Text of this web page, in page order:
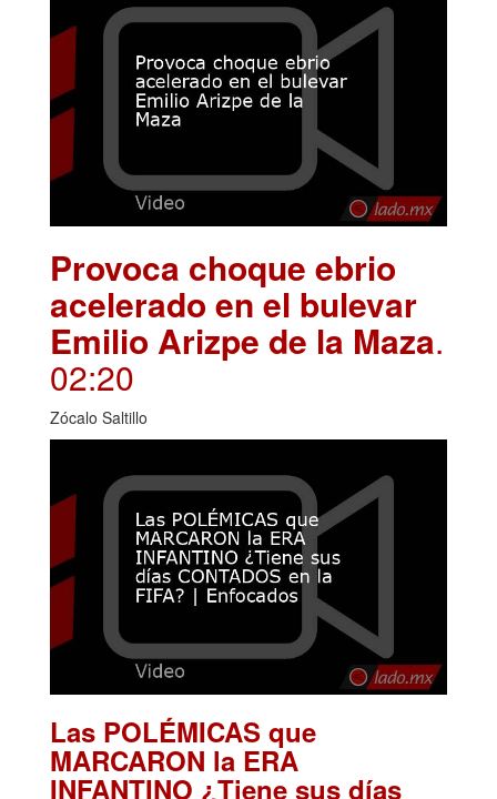
Provoca choque ebrio
acelerado en el bulevar
Emilio Arizpe de la Maza.
02:20
Zócalo Saltillo
Las POLÉMICAS que
MARCARON la ERA
INFANTINO ¿Tiene sus días